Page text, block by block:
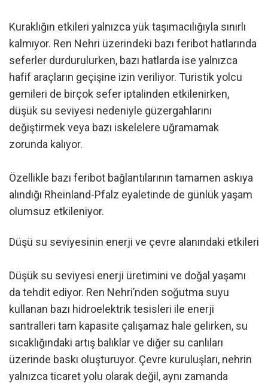
Kuraklığın etkileri yalnızca yük taşımacılığıyla sınırlı
kalmıyor. Ren Nehri üzerindeki bazı feribot hatlarında
seferler durdurulurken, bazı hatlarda ise yalnızca
hafif araçların geçişine izin veriliyor. Turistik yolcu
gemileri de birçok sefer iptalinden etkilenirken,
düşük su seviyesi nedeniyle güzergahlarını
değiştirmek veya bazı iskelelere uğramamak
zorunda kalıyor.
Özellikle bazı feribot bağlantılarının tamamen askıya
alındığı Rheinland-Pfalz eyaletinde de günlük yaşam
olumsuz etkileniyor.
Düşü su seviyesinin enerji ve çevre alanındaki etkileri
Düşük su seviyesi enerji üretimini ve doğal yaşamı
da tehdit ediyor. Ren Nehri’nden soğutma suyu
kullanan bazı hidroelektrik tesisleri ile enerji
santralleri tam kapasite çalışamaz hale gelirken, su
sıcaklığındaki artış balıklar ve diğer su canlıları
üzerinde baskı oluşturuyor. Çevre kuruluşları, nehrin
yalnızca ticaret yolu olarak değil, aynı zamanda